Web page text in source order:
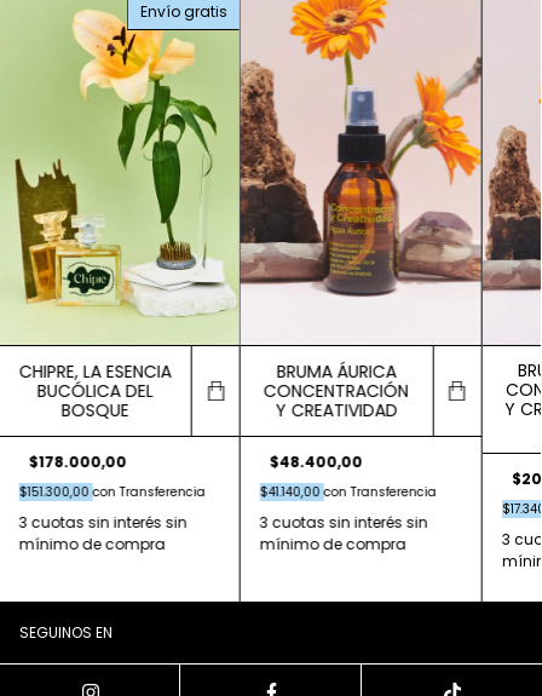
Envío gratis
CHIPRE, LA ESENCIA
BUCÓLICA DEL
BOSQUE
$178.000,00
$151.300,00con Transferencia
BRUMA ÁURICA
CONCENTRACIÓN
Y CREATIVIDAD
$48.400,00
$41.140,00con Transferencia
Y
SEGUINOS EN